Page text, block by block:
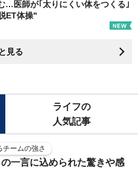
…医師が｢太りにくい体をつくる｣
ET体操"
見る
ライフの
人気記事
チームの強さ
の一言に込められた驚きや感